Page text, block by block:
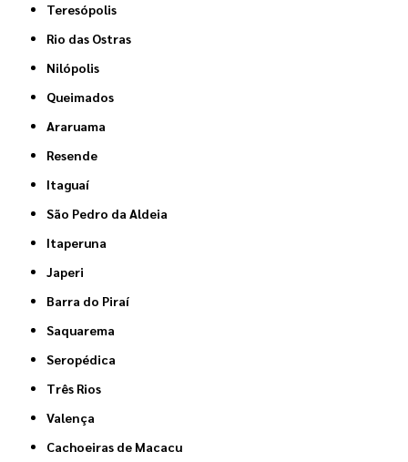
Teresópolis
Rio das Ostras
Nilópolis
Queimados
Araruama
Resende
Itaguaí
São Pedro da Aldeia
Itaperuna
Japeri
Barra do Piraí
Saquarema
Seropédica
Três Rios
Valença
Cachoeiras de Macacu